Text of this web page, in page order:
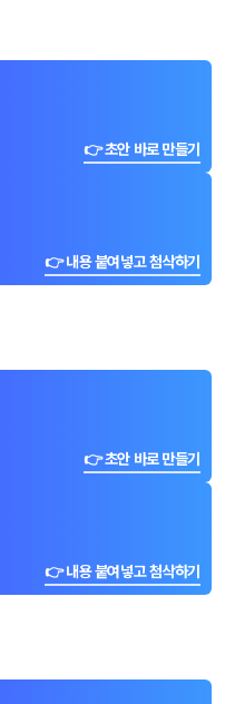
👉 초안 바로 만들기
👉 내용 붙여넣고 첨삭하기
👉 초안 바로 만들기
👉 내용 붙여넣고 첨삭하기